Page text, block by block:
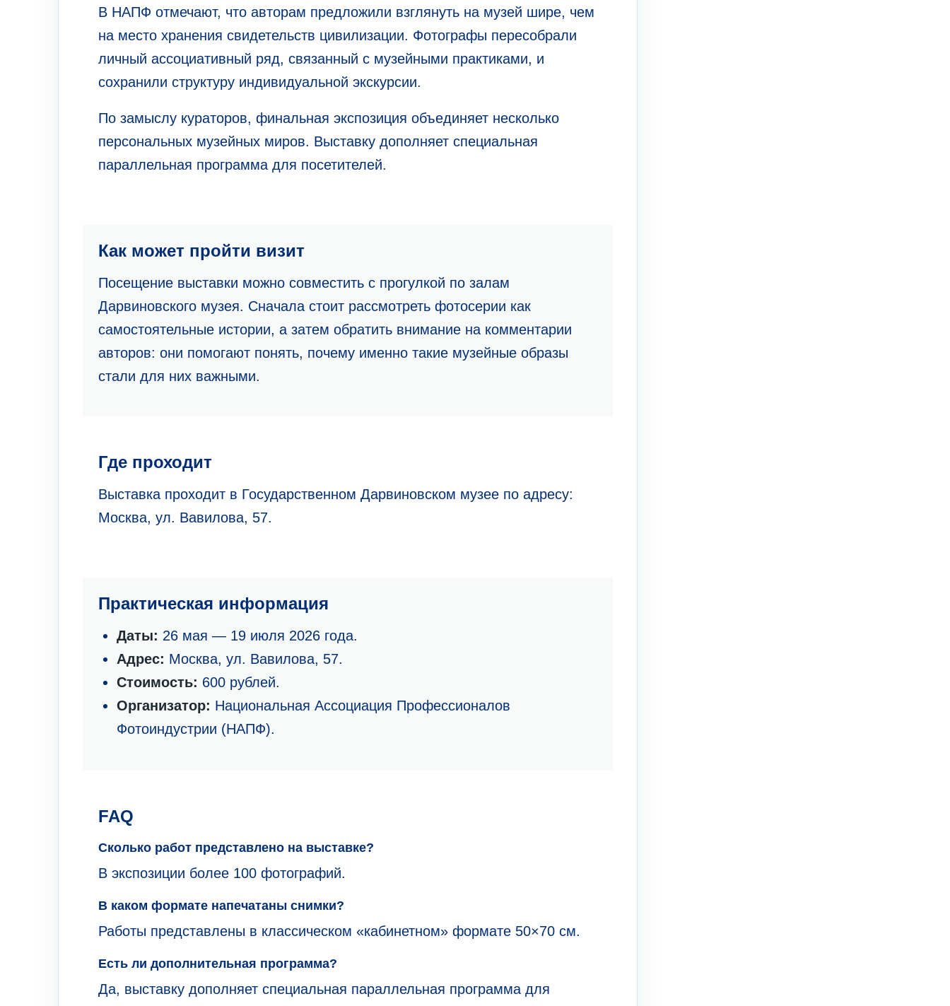
В НАПФ отмечают, что авторам предложили взглянуть на музей шире, чем
на место хранения свидетельств цивилизации. Фотографы пересобрали
личный ассоциативный ряд, связанный с музейными практиками, и
сохранили структуру индивидуальной экскурсии.
По замыслу кураторов, финальная экспозиция объединяет несколько
персональных музейных миров. Выставку дополняет специальная
параллельная программа для посетителей.
Как может пройти визит
Посещение выставки можно совместить с прогулкой по залам
Дарвиновского музея. Сначала стоит рассмотреть фотосерии как
самостоятельные истории, а затем обратить внимание на комментарии
авторов: они помогают понять, почему именно такие музейные образы
стали для них важными.
Где проходит
Выставка проходит в Государственном Дарвиновском музее по адресу:
Москва, ул. Вавилова, 57.
Практическая информация
Даты: 26 мая — 19 июля 2026 года.
Адрес: Москва, ул. Вавилова, 57.
Стоимость: 600 рублей.
Организатор: Национальная Ассоциация Профессионалов
Фотоиндустрии (НАПФ).
FAQ
Сколько работ представлено на выставке?
В экспозиции более 100 фотографий.
В каком формате напечатаны снимки?
Работы представлены в классическом «кабинетном» формате 50×70 см.
Есть ли дополнительная программа?
Да, выставку дополняет специальная параллельная программа для